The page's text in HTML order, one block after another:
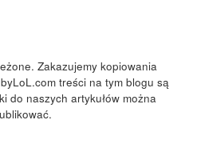
Zakazujemy kopiowania
treści na tym blogu są
do naszych artykułów można